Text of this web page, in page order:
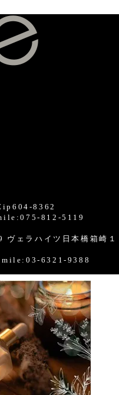
8362
812-5119
ェラハイツ日本橋箱崎１
6321-9388